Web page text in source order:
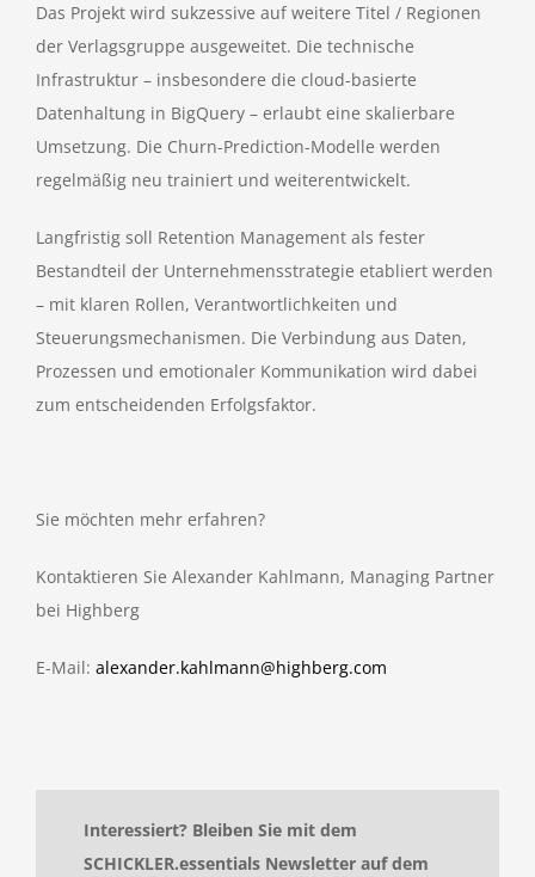
Das Projekt wird sukzessive auf weitere Titel / Regionen
der Verlagsgruppe ausgeweitet. Die technische
Infrastruktur – insbesondere die cloud-basierte
Datenhaltung in BigQuery – erlaubt eine skalierbare
Umsetzung. Die Churn-Prediction-Modelle werden
regelmäßig neu trainiert und weiterentwickelt.
Langfristig soll Retention Management als fester
Bestandteil der Unternehmensstrategie etabliert werden
– mit klaren Rollen, Verantwortlichkeiten und
Steuerungsmechanismen. Die Verbindung aus Daten,
Prozessen und emotionaler Kommunikation wird dabei
zum entscheidenden Erfolgsfaktor.
Sie möchten mehr erfahren?
Kontaktieren Sie Alexander Kahlmann, Managing Partner
bei Highberg
E-Mail: alexander.kahlmann@highberg.com
Interessiert? Bleiben Sie mit dem
SCHICKLER.essentials Newsletter auf dem